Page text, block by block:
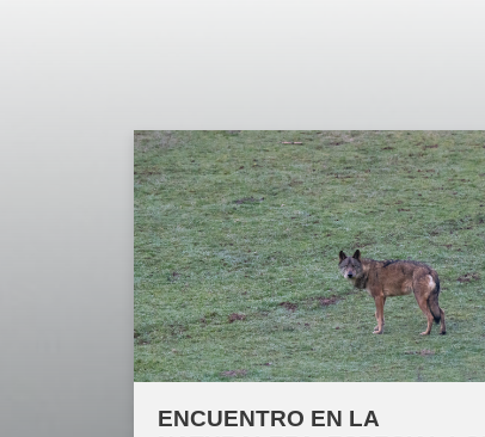
ENCUENTRO EN LA